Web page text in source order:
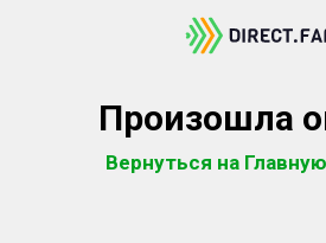
Произошла
Вернуться на